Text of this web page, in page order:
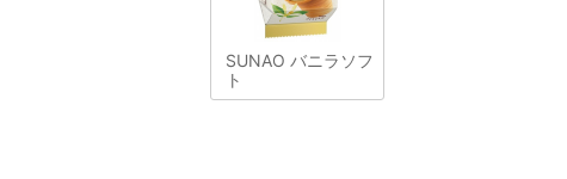
SUNAO バニラソフ
ト